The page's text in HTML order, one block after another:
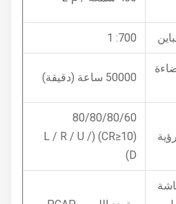
700: 1
50000 ساعة (دقيقة)
80/80/80/60
(CR≥10) (L / R / U /